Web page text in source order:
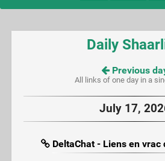
Daily
Previous
All links of one day in a
July 17,
DeltaChat - Liens en vrac